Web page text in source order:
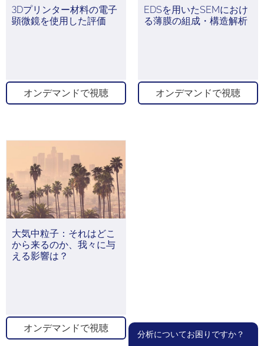
3Dプリンター材料の電子
顕微鏡を使用した評価
オンデマンドで視聴
EDSを用いたSEMにおけ
る薄膜の組成・構造解析
オンデマンドで視聴
大気中粒子：それはどこ
から来るのか、我々に与
える影響は？
オンデマンドで視聴
分析についてお困りですか？